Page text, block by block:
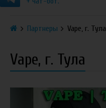
Партнеры Vape, г. Тула
Vape, г. Тула